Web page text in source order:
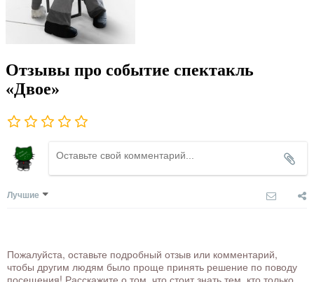
Отзывы про событие спектакль
«Двое»
Лучшие
Пожалуйста, оставьте подробный отзыв или комментарий,
чтобы другим людям было проще принять решение по поводу